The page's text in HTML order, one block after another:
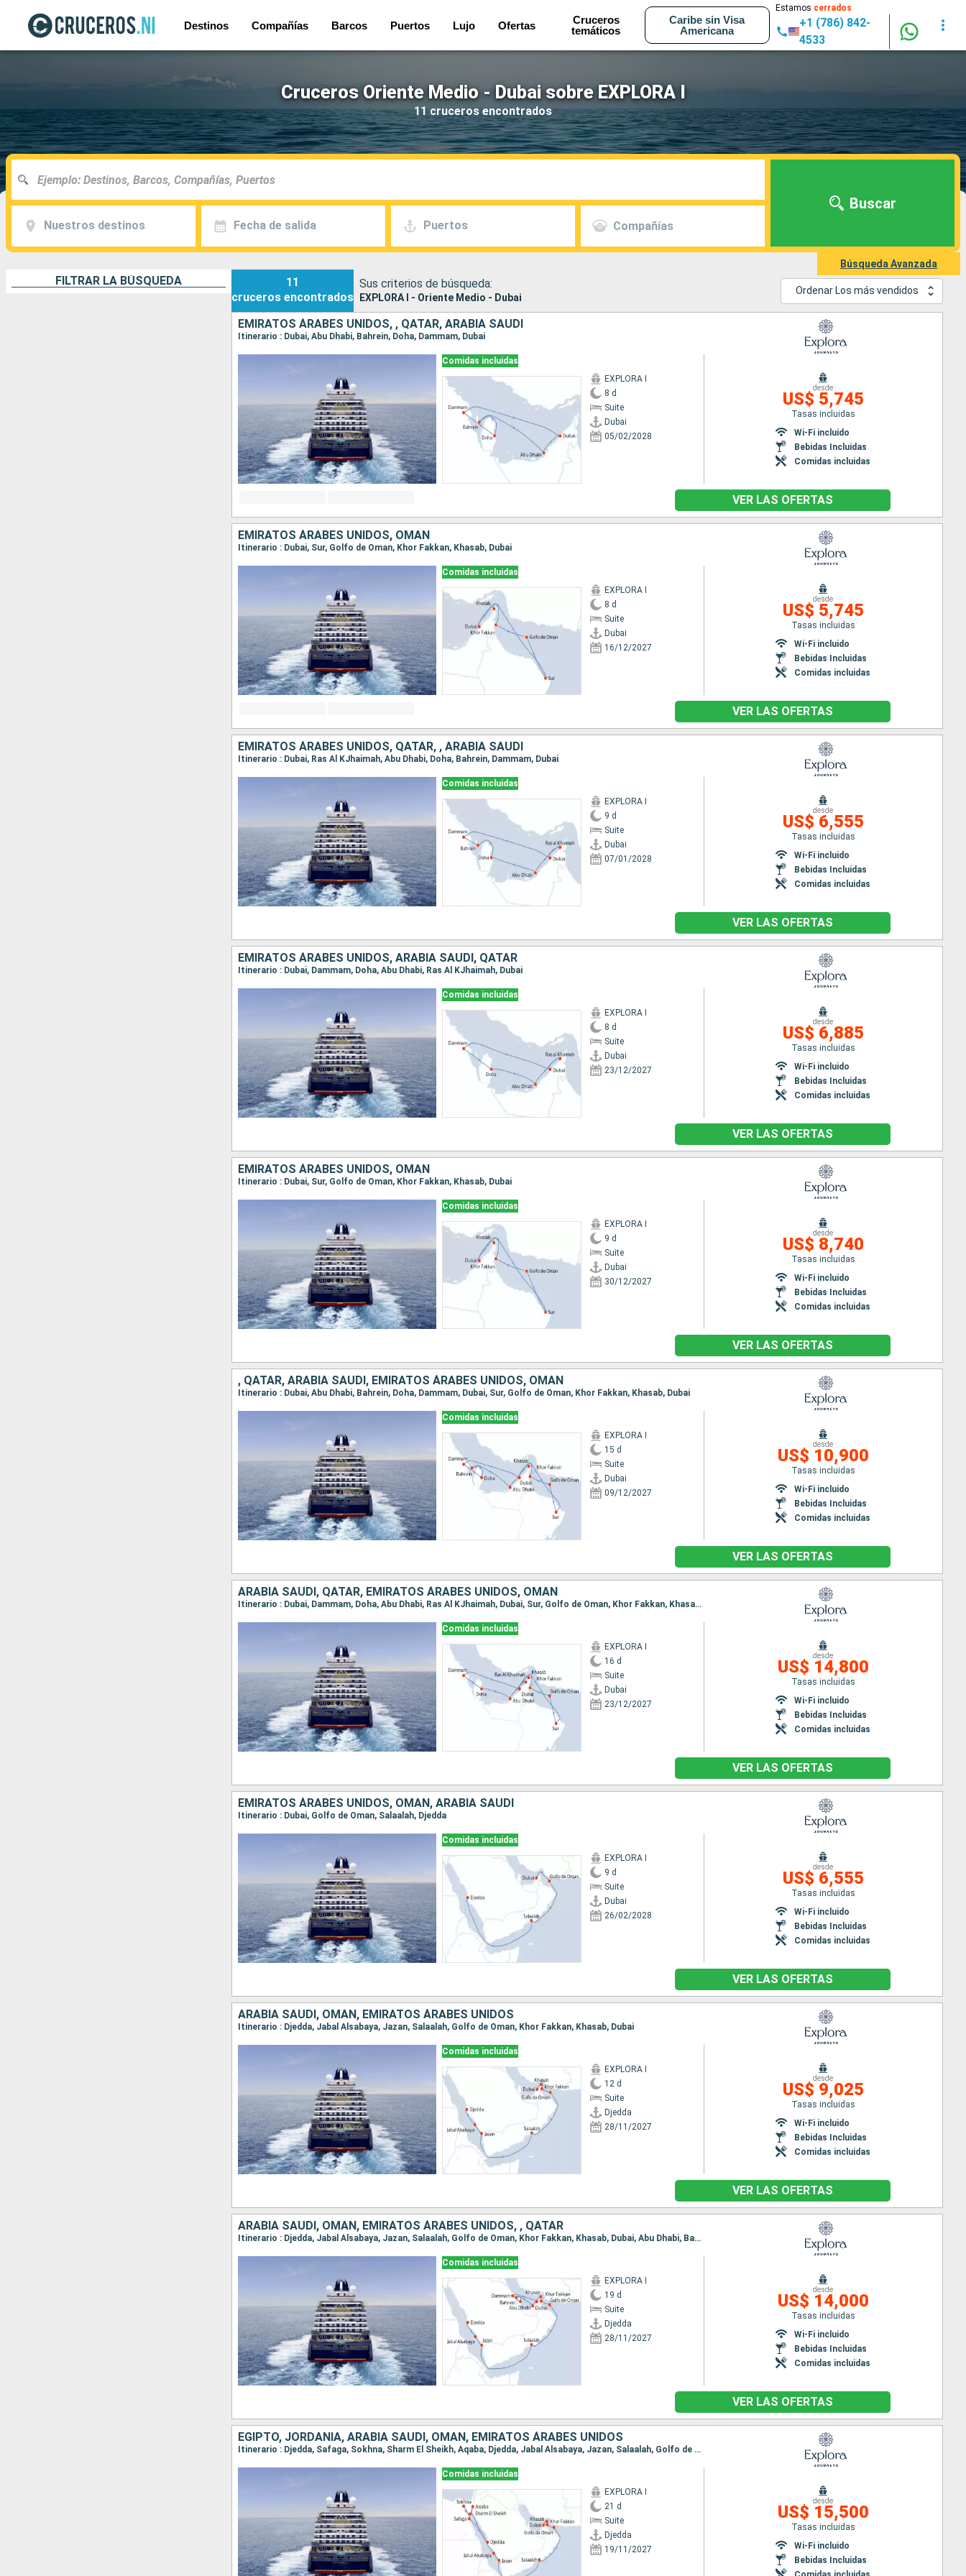
Destinos Compañías Barcos Puertos Lujo Ofertas
Cruceros
temáticos
Caribe sin Visa
Americana
Estamos cerrados
+1 (786) 842-
4533
Cruceros Oriente Medio - Dubai sobre EXPLORA I
11 cruceros encontrados
Nuestros destinos Fecha de salida Puertos Compañías
Buscar
Búsqueda Avanzada
FILTRAR LA BÚSQUEDA
11
cruceros encontrados
Sus criterios de búsqueda:
EXPLORA I - Oriente Medio - Dubai
Ordenar Los más vendidos
EMIRATOS ÁRABES UNIDOS, , QATAR, ARABIA SAUDÍ
Itinerario : Dubai, Abu Dhabi, Bahrein, Doha, Dammam, Dubai
Comidas incluidas
EXPLORA I
8 d
Suite
Dubai
05/02/2028
desde
US$ 5,745
Tasas incluidas
Wi-Fi incluido
Bebidas Incluidas
Comidas incluidas
VER LAS OFERTAS
EMIRATOS ÁRABES UNIDOS, OMAN
Itinerario : Dubai, Sur, Golfo de Oman, Khor Fakkan, Khasab, Dubai
Comidas incluidas
EXPLORA I
8 d
Suite
Dubai
16/12/2027
desde
US$ 5,745
Tasas incluidas
Wi-Fi incluido
Bebidas Incluidas
Comidas incluidas
VER LAS OFERTAS
EMIRATOS ÁRABES UNIDOS, QATAR, , ARABIA SAUDÍ
Itinerario : Dubai, Ras Al KJhaimah, Abu Dhabi, Doha, Bahrein, Dammam, Dubai
Comidas incluidas
EXPLORA I
9 d
Suite
Dubai
07/01/2028
desde
US$ 6,555
Tasas incluidas
Wi-Fi incluido
Bebidas Incluidas
Comidas incluidas
VER LAS OFERTAS
EMIRATOS ÁRABES UNIDOS, ARABIA SAUDÍ, QATAR
Itinerario : Dubai, Dammam, Doha, Abu Dhabi, Ras Al KJhaimah, Dubai
Comidas incluidas
EXPLORA I
8 d
Suite
Dubai
23/12/2027
desde
US$ 6,885
Tasas incluidas
Wi-Fi incluido
Bebidas Incluidas
Comidas incluidas
VER LAS OFERTAS
EMIRATOS ÁRABES UNIDOS, OMAN
Itinerario : Dubai, Sur, Golfo de Oman, Khor Fakkan, Khasab, Dubai
Comidas incluidas
EXPLORA I
9 d
Suite
Dubai
30/12/2027
desde
US$ 8,740
Tasas incluidas
Wi-Fi incluido
Bebidas Incluidas
Comidas incluidas
VER LAS OFERTAS
, QATAR, ARABIA SAUDÍ, EMIRATOS ÁRABES UNIDOS, OMAN
Itinerario : Dubai, Abu Dhabi, Bahrein, Doha, Dammam, Dubai, Sur, Golfo de Oman, Khor Fakkan, Khasab, Dubai
Comidas incluidas
EXPLORA I
15 d
Suite
Dubai
09/12/2027
desde
US$ 10,900
Tasas incluidas
Wi-Fi incluido
Bebidas Incluidas
Comidas incluidas
VER LAS OFERTAS
ARABIA SAUDÍ, QATAR, EMIRATOS ÁRABES UNIDOS, OMAN
Itinerario : Dubai, Dammam, Doha, Abu Dhabi, Ras Al KJhaimah, Dubai, Sur, Golfo de Oman, Khor Fakkan, Khasab, Dubai
Comidas incluidas
EXPLORA I
16 d
Suite
Dubai
23/12/2027
desde
US$ 14,800
Tasas incluidas
Wi-Fi incluido
Bebidas Incluidas
Comidas incluidas
VER LAS OFERTAS
EMIRATOS ÁRABES UNIDOS, OMAN, ARABIA SAUDÍ
Itinerario : Dubai, Golfo de Oman, Salaalah, Djedda
Comidas incluidas
EXPLORA I
9 d
Suite
Dubai
26/02/2028
desde
US$ 6,555
Tasas incluidas
Wi-Fi incluido
Bebidas Incluidas
Comidas incluidas
VER LAS OFERTAS
ARABIA SAUDÍ, OMAN, EMIRATOS ÁRABES UNIDOS
Itinerario : Djedda, Jabal Alsabaya, Jazan, Salaalah, Golfo de Oman, Khor Fakkan, Khasab, Dubai
Comidas incluidas
EXPLORA I
12 d
Suite
Djedda
28/11/2027
desde
US$ 9,025
Tasas incluidas
Wi-Fi incluido
Bebidas Incluidas
Comidas incluidas
VER LAS OFERTAS
ARABIA SAUDÍ, OMAN, EMIRATOS ÁRABES UNIDOS, , QATAR
Itinerario : Djedda, Jabal Alsabaya, Jazan, Salaalah, Golfo de Oman, Khor Fakkan, Khasab, Dubai, Abu Dhabi, Bahrein, Doha, Dammam, Dubai
Comidas incluidas
EXPLORA I
19 d
Suite
Djedda
28/11/2027
desde
US$ 14,000
Tasas incluidas
Wi-Fi incluido
Bebidas Incluidas
Comidas incluidas
VER LAS OFERTAS
EGIPTO, JORDANIA, ARABIA SAUDÍ, OMAN, EMIRATOS ÁRABES UNIDOS
Itinerario : Djedda, Safaga, Sokhna, Sharm El Sheikh, Aqaba, Djedda, Jabal Alsabaya, Jazan, Salaalah, Golfo de Oman, Khor Fakkan, Khasab, Dubai
Comidas incluidas
EXPLORA I
21 d
Suite
Djedda
19/11/2027
desde
US$ 15,500
Tasas incluidas
Wi-Fi incluido
Bebidas Incluidas